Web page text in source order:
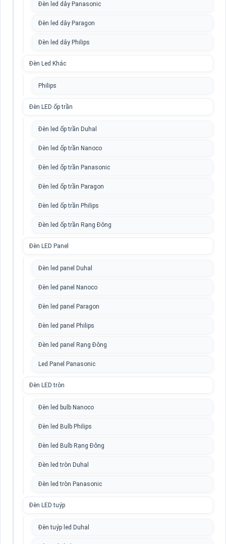
Đèn led dây Panasonic
Đèn led dây Paragon
Đèn led dây Philips
Đèn Led Khác
Philips
Đèn LED ốp trần
Đèn led ốp trần Duhal
Đèn led ốp trần Nanoco
Đèn led ốp trần Panasonic
Đèn led ốp trần Paragon
Đèn led ốp trần Philips
Đèn led ốp trần Rạng Đông
Đèn LED Panel
Đèn led panel Duhal
Đèn led panel Nanoco
Đèn led panel Paragon
Đèn led panel Philips
Đèn led panel Rạng Đông
Led Panel Panasonic
Đèn LED tròn
Đèn led bulb Nanoco
Đèn led Bulb Philips
Đèn led Bulb Rạng Đông
Đèn led tròn Duhal
Đèn led tròn Panasonic
Đèn LED tuýp
Đèn tuýp led Duhal